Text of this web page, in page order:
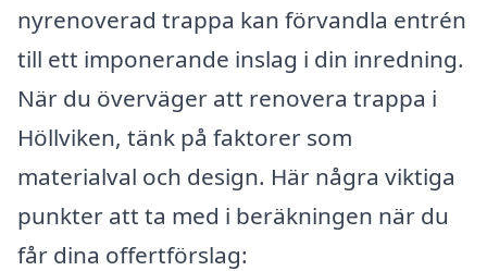
nyrenoverad trappa kan förvandla entrén
till ett imponerande inslag i din inredning.
När du överväger att renovera trappa i
Höllviken, tänk på faktorer som
materialval och design. Här några viktiga
punkter att ta med i beräkningen när du
får dina offertförslag: